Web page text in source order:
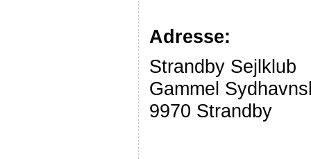
Adresse:
Strandby Sejlklub
Gammel
9970 Strandby